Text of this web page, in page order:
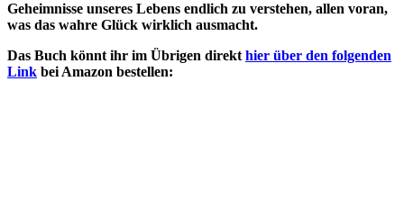
Geheimnisse unseres Lebens endlich zu verstehen, allen voran,
was das wahre Glück wirklich ausmacht.
Das Buch könnt ihr im Übrigen direkt hier über den folgenden
Link bei Amazon bestellen: